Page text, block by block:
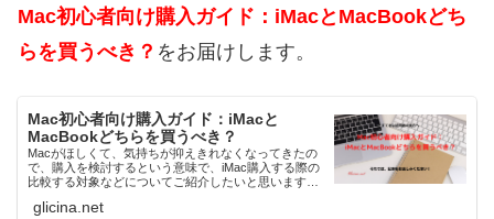
Mac初心者向け購入ガイド：iMacとMacBookどち
らを買うべき？ をお届けします。
Mac初心者向け購入ガイド：iMacと
MacBookどちらを買うべき？
Macがほしくて、気持ちが抑えきれなくなってきたの
で、購入を検討するという意味で、iMac購入する際の
比較する対象などについてご紹介したいと思います。
を買うべき？」を読んで、あなた...
glicina.net